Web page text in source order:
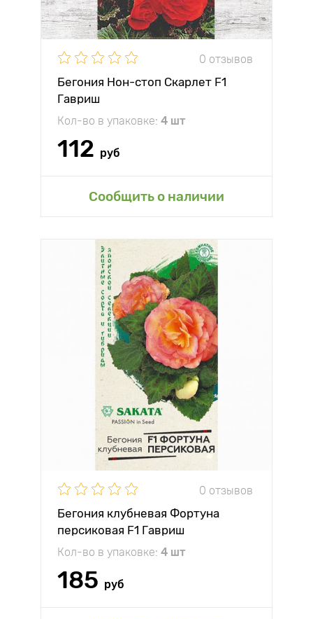
0 отзывов
Бегония Нон-стоп Скарлет F1
Гавриш
Кол-во в упаковке: 4 шт
112 руб
Сообщить о наличии
0 отзывов
Бегония клубневая Фортуна
персиковая F1 Гавриш
Кол-во в упаковке: 4 шт
185 руб